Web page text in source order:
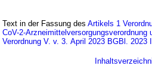
Text in der Fassung desArtikels 1
CoV-2-Arzneimittelversorgungsverordnung
Verordnung V. v. 3. April 2023 BGBl. 2023